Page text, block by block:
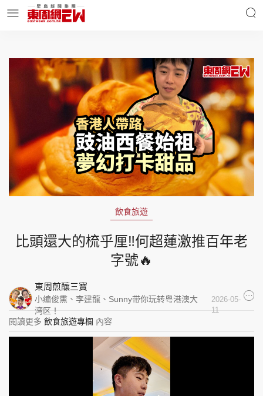
明星名人 時事財經
東周Ladies 優享生活
東周食玩通 會員活動
集團旗下品牌
cazbuyer
飲食旅遊
比頭還大的梳乎厘‼️何超蓮激推百年老
字號🔥
東周煎釀三寶
小编俊熏、李建龍、Sunny带你玩转粤港澳大
湾区！
2026-05-
11
閱讀更多 飲食旅遊專欄 內容